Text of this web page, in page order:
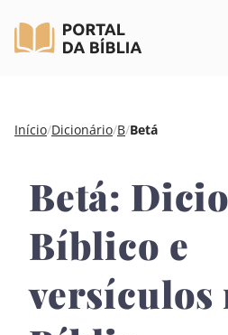
Pular
conteúdo
Início/Dicionário/B/Betá
Betá:
Bíblico e
versículos